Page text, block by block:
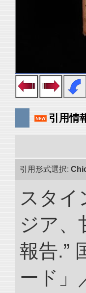
引用情
引用形式選択:
スタイ
ジア、
報告.”
ード」